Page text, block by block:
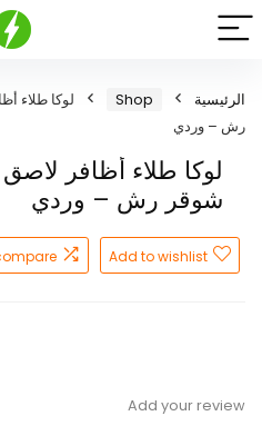
الرئيسية Shop
لوكا طلاء
رش – وردي
لوكا طلاء أظافر
شوقر رش – وردي
Add to wishlist
Add your review